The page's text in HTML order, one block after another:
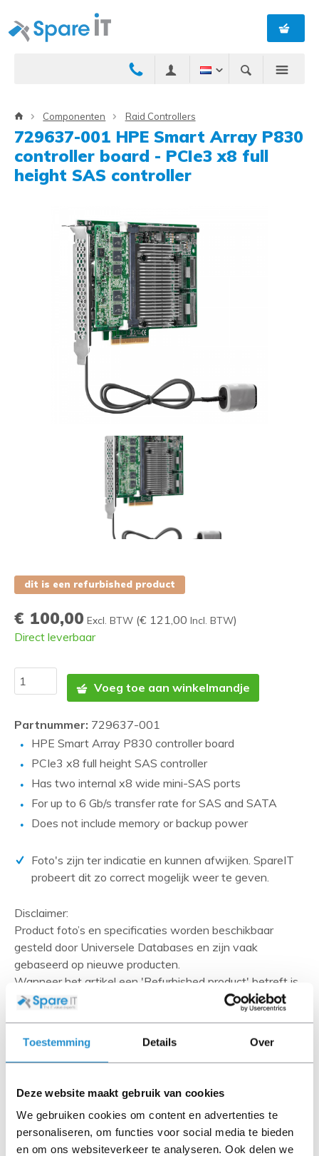
Toestemming Details Over
Deze website maakt gebruik van cookies
We gebruiken cookies om content en advertenties te
personaliseren, om functies voor social media te bieden
en om ons websiteverkeer te analyseren. Ook delen we
Componenten Raid Controllers
729637-001 HPE Smart Array P830
controller board - PCIe3 x8 full
height SAS controller
dit is een refurbished product
€ 100,00 Excl. BTW (€ 121,00 Incl. BTW)
Direct leverbaar
Voeg toe aan winkelmandje
Partnummer: 729637-001
HPE Smart Array P830 controller board
PCIe3 x8 full height SAS controller
Has two internal x8 wide mini-SAS ports
For up to 6 Gb/s transfer rate for SAS and SATA
Does not include memory or backup power
Foto's zijn ter indicatie en kunnen afwijken. SpareIT
probeert dit zo correct mogelijk weer te geven.
Disclaimer:
Product foto’s en specificaties worden beschikbaar
gesteld door Universele Databases en zijn vaak
gebaseerd op nieuwe producten.
Wanneer het artikel een 'Refurbished product' betreft is
deze door ons getest en heeft het een A-grade conditie
(tenzij anders aangegeven). Bij Refurbished artikelen zijn
(tenzij anders aangegeven).
contact op met ons.